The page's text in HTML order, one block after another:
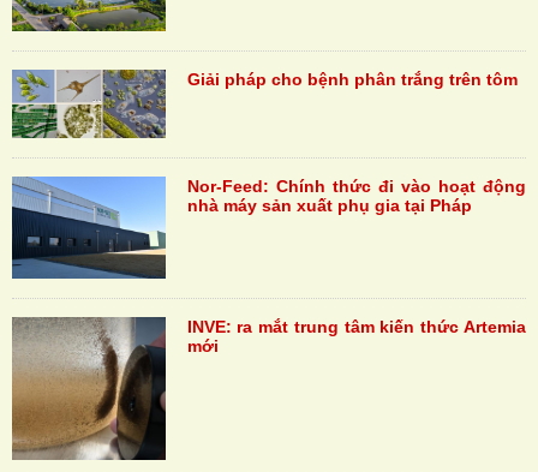
Giải pháp cho bệnh phân trắng trên tôm
Nor-Feed: Chính thức đi vào hoạt động
nhà máy sản xuất phụ gia tại Pháp
INVE: ra mắt trung tâm kiến thức Artemia
mới